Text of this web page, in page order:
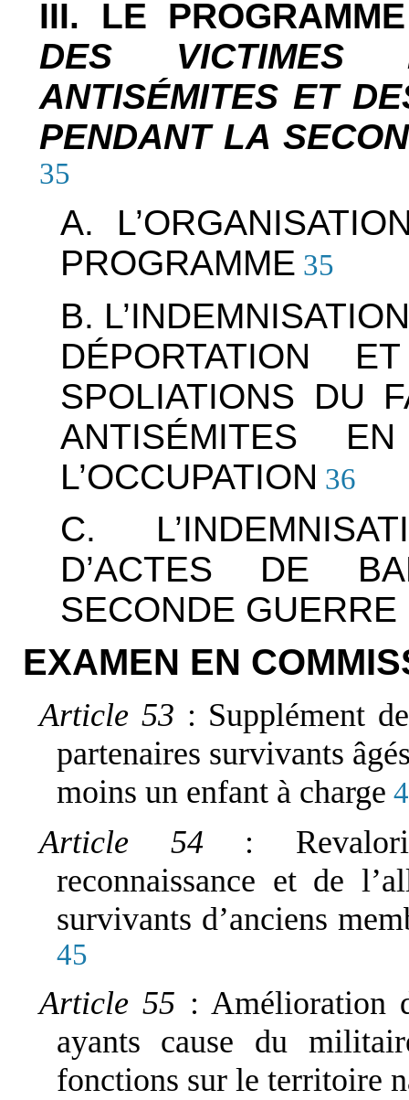
III. LE
DES VICTIMES
ANTISÉMITES ET
PENDANT LA
35
A.
PROGRAMME 35
B.
DÉPORTATION
SPOLIATIONS DU
ANTISÉMITES
L’OCCUPATION 36
C.
D’ACTES DE
SECONDE
EXAMEN EN
Article 53 : Supplément
partenaires survivants
moins un enfant à charge
Article 54 :
reconnaissance et de
survivants d’anciens
45
Article 55 : Amélioration
ayants cause du
fonctions sur le territoire